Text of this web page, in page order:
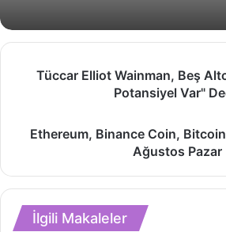
Altcoin
Dedi!
Tüccar Elliot Wainman, Beş
Potansiyel Var"
Binance
Bitcoin
Fiyat
Analizi:
15
Ethereum, Binance Coin,
Ağustos Pazar
İlgili Makaleler